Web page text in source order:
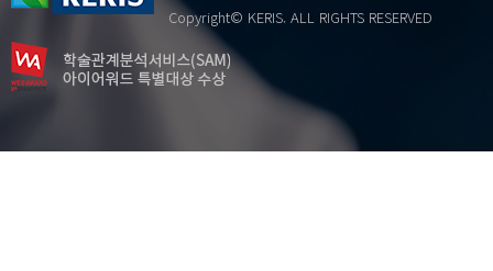
Copyright© KERIS. ALL RIGHTS RESERVED